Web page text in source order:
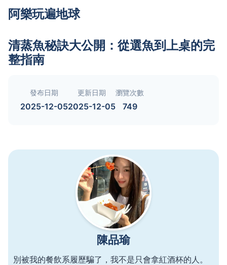
阿樂玩遍地球
清蒸魚秘訣大公開：從選魚到上桌的完
整指南
發布日期
2025-12-05
更新日期
2025-12-05
瀏覽次數
749
陳品瑜
別被我的餐飲系履歷騙了，我不是只會拿紅酒杯的人。